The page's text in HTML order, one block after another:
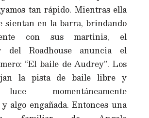
tan rápido. Mientras ella
sientan en la barra, brindando
con sus martinis, el
del Roadhouse anuncia el
“El baile de Audrey”. Los
la pista de baile libre y
momentáneamente
algo engañada. Entonces una